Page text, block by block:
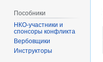
Пособники
спонсоры конфликта
‏‎Вербовщики
Инструкторы